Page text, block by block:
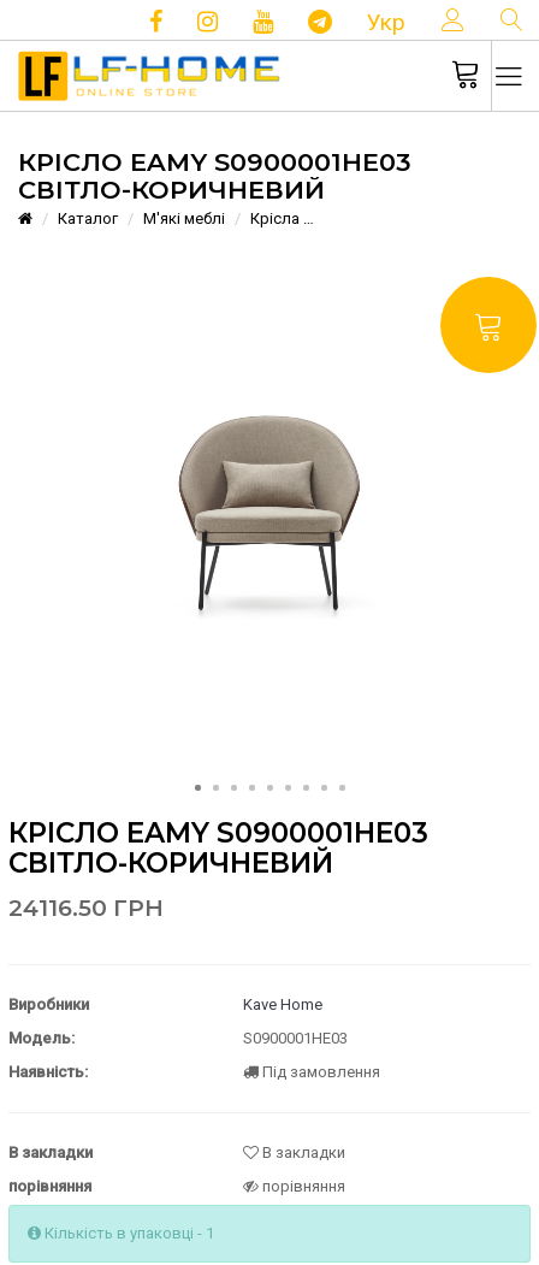
Укр
КРІСЛО EAMY S0900001HE03
СВІТЛО-КОРИЧНЕВИЙ
Каталог М'які меблі Крісла
КРІСЛО EAMY S0900001HE03
СВІТЛО-КОРИЧНЕВИЙ
24116.50 ГРН
Виробники
Kave Home
Модель:
S0900001HE03
Наявність:
Під замовлення
В закладки
В закладки
порівняння
порівняння
Кількість в упаковці - 1